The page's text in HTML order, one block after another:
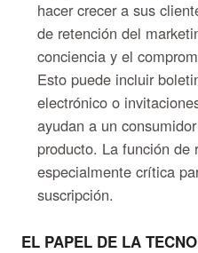
hacer crecer a sus
de retención del
conciencia y el
Esto puede incluir
electrónico o
ayudan a un
producto. La función de
especialmente crítica
suscripción.
EL PAPEL DE LA